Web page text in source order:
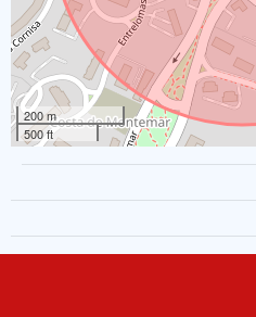
200 m
500 ft